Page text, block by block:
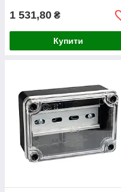
1 531,80 ₴
Купити